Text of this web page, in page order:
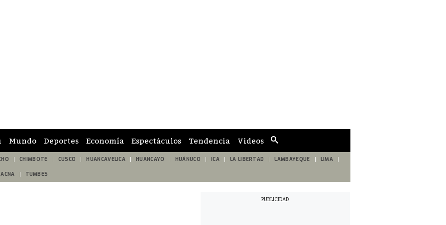
de
búsqueda
Mundo Deportes Economía Espectáculos Tendencia Videos
CHIMBOTE CUSCO HUANCAVELICA HUANCAYO HUÁNUCO ICA LA LIBERTAD LAMBAYEQUE LIMA
TUMBES